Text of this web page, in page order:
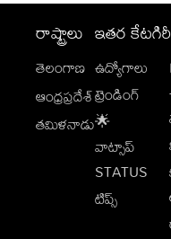
రాష్ట్రాలు
తెలంగాణ
ఆంధ్రప్రదేశ్
తమిళనాడు
ఇతర
ఉద్యోగాలు
ట్రెండింగ్
🌟
వాట్సాప్
STATUS
టిప్స్